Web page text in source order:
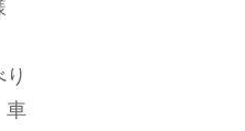
車